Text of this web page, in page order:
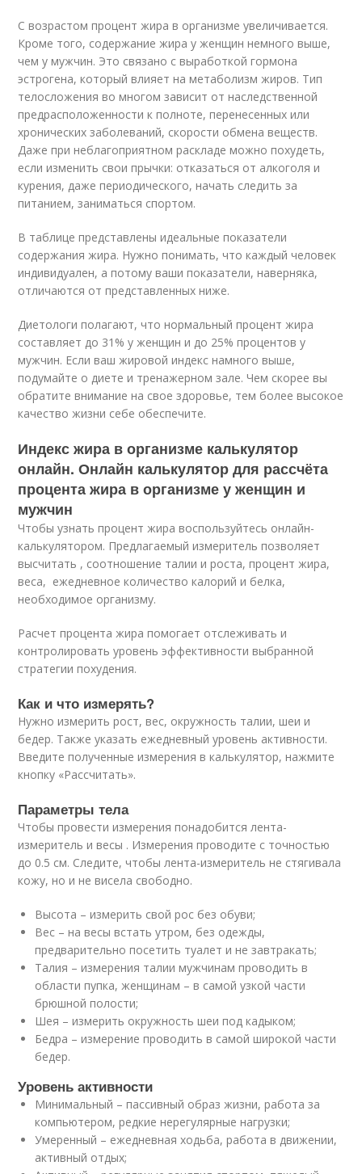
С возрастом процент жира в организме увеличивается.
Кроме того, содержание жира у женщин немного выше,
чем у мужчин. Это связано с выработкой гормона
эстрогена, который влияет на метаболизм жиров. Тип
телосложения во многом зависит от наследственной
предрасположенности к полноте, перенесенных или
хронических заболеваний, скорости обмена веществ.
Даже при неблагоприятном раскладе можно похудеть,
если изменить свои прычки: отказаться от алкоголя и
курения, даже периодического, начать следить за
питанием, заниматься спортом.
В таблице представлены идеальные показатели
содержания жира. Нужно понимать, что каждый человек
индивидуален, а потому ваши показатели, наверняка,
отличаются от представленных ниже.
Диетологи полагают, что нормальный процент жира
составляет до 31% у женщин и до 25% процентов у
мужчин. Если ваш жировой индекс намного выше,
подумайте о диете и тренажерном зале. Чем скорее вы
обратите внимание на свое здоровье, тем более высокое
качество жизни себе обеспечите.
Индекс жира в организме калькулятор
онлайн. Онлайн калькулятор для рассчёта
процента жира в организме у женщин и
мужчин
Чтобы узнать процент жира воспользуйтесь онлайн-
калькулятором. Предлагаемый измеритель позволяет
высчитать , соотношение талии и роста, процент жира,
веса, ежедневное количество калорий и белка,
необходимое организму.
Расчет процента жира помогает отслеживать и
контролировать уровень эффективности выбранной
стратегии похудения.
Как и что измерять?
Нужно измерить рост, вес, окружность талии, шеи и
бедер. Также указать ежедневный уровень активности.
Введите полученные измерения в калькулятор, нажмите
кнопку «Рассчитать».
Параметры тела
Чтобы провести измерения понадобится лента-
измеритель и весы . Измерения проводите с точностью
до 0.5 см. Следите, чтобы лента-измеритель не стягивала
кожу, но и не висела свободно.
Высота – измерить свой рос без обуви;
Вес – на весы встать утром, без одежды,
предварительно посетить туалет и не завтракать;
Талия – измерения талии мужчинам проводить в
области пупка, женщинам – в самой узкой части
брюшной полости;
Шея – измерить окружность шеи под кадыком;
Бедра – измерение проводить в самой широкой части
бедер.
Уровень активности
Минимальный – пассивный образ жизни, работа за
компьютером, редкие нерегулярные нагрузки;
Умеренный – ежедневная ходьба, работа в движении,
активный отдых;